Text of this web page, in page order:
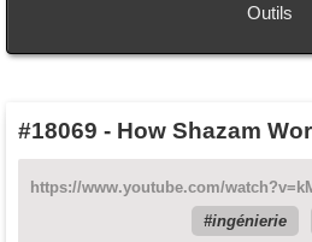
Outils
#18069 - How Shazam
https://www.youtube.com/
ingénierie